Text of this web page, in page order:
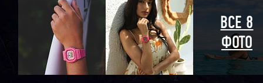
ВСЕ 8
ФОТО